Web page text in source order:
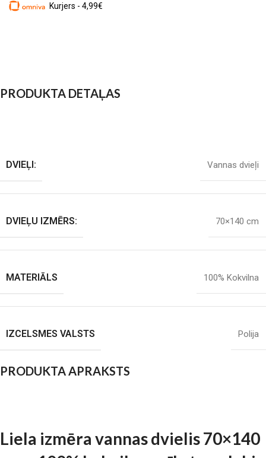
Kurjers - 4,99€
PRODUKTA DETAĻAS
DVIEĻI: Vannas dvieļi
DVIEĻU IZMĒRS: 70×140 cm
MATERIĀLS 100% Kokvilna
IZCELSMES VALSTS Polija
PRODUKTA APRAKSTS
Liela izmēra vannas dvielis 70×140